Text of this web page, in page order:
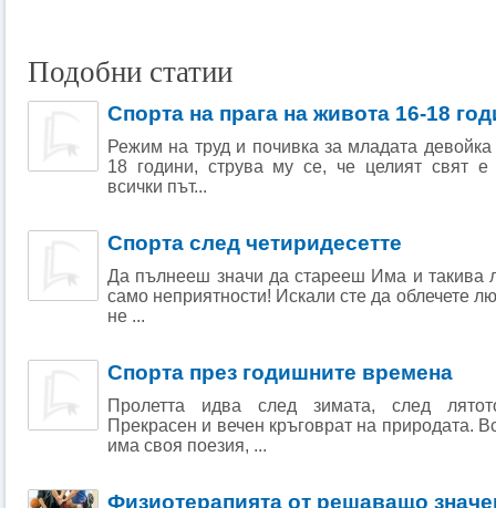
Подобни статии
Спорта на прага на живота 16-18
Режим на труд и почивка за младата
18 години, струва му се, че целият свят е
всички път...
Спорта след четиридесетте
Да пълнееш значи да старееш Има и такива
само неприятности! Иска­ли сте да облечете
не ...
Спорта през годишните времена
Пролетта идва след зимата, след
Прекрасен и вечен кръговрат на природата.
има своя поезия, ...
Физиотерапията от решаващо